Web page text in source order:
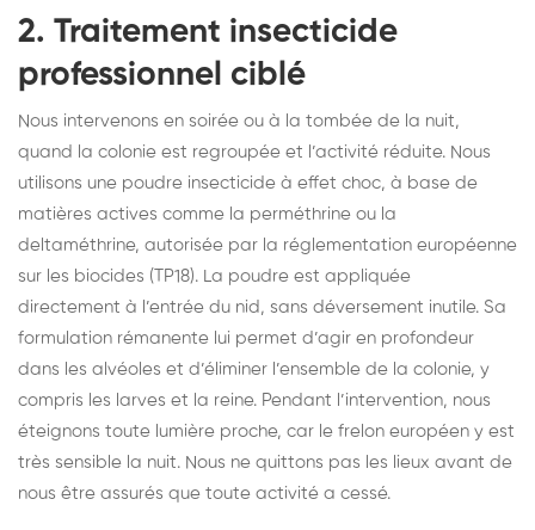
2. Traitement insecticide
professionnel ciblé
Nous intervenons en soirée ou à la tombée de la nuit,
quand la colonie est regroupée et l’activité réduite. Nous
utilisons une poudre insecticide à effet choc, à base de
matières actives comme la perméthrine ou la
deltaméthrine, autorisée par la réglementation européenne
sur les biocides (TP18). La poudre est appliquée
directement à l’entrée du nid, sans déversement inutile. Sa
formulation rémanente lui permet d’agir en profondeur
dans les alvéoles et d’éliminer l’ensemble de la colonie, y
compris les larves et la reine. Pendant l’intervention, nous
éteignons toute lumière proche, car le frelon européen y est
très sensible la nuit. Nous ne quittons pas les lieux avant de
nous être assurés que toute activité a cessé.